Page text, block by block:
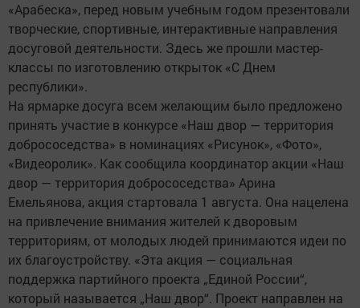
«Арабеска», перед новым учебным годом презентовали
творческие, спортивные, интерактивные направления
досуговой деятельности. Здесь же прошли мастер-
классы по изготовлению открыток «С Днем
республики».
На ярмарке досуга всем желающим было предложено
принять участие в конкурсе «Наш двор — территория
добрососедства» в номинациях «Рисунок», «Фото»,
«Видеоролик». Как сообщила координатор акции «Наш
двор — территория добрососедства» Арина
Емельянова, акция стартовала 1 августа. Она нацелена
на привлечение внимания жителей к дворовым
территориям, от молодых людей принимаются идеи по
их благоустройству. «Эта акция — социальная
поддержка партийного проекта „Единой России“,
который называется „Наш двор“. Проект направлен на